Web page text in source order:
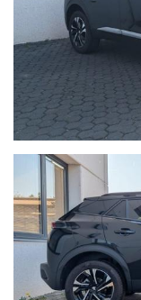
controllate dal
essere proposte
così come il
coperte da
Lavorando su
gestendo tutto
pubblicazione,
cerchiamo di
potrebbero essere
dotazioni e gli
rappresentano
gentile clientela a
insieme a un
dubbi circa la